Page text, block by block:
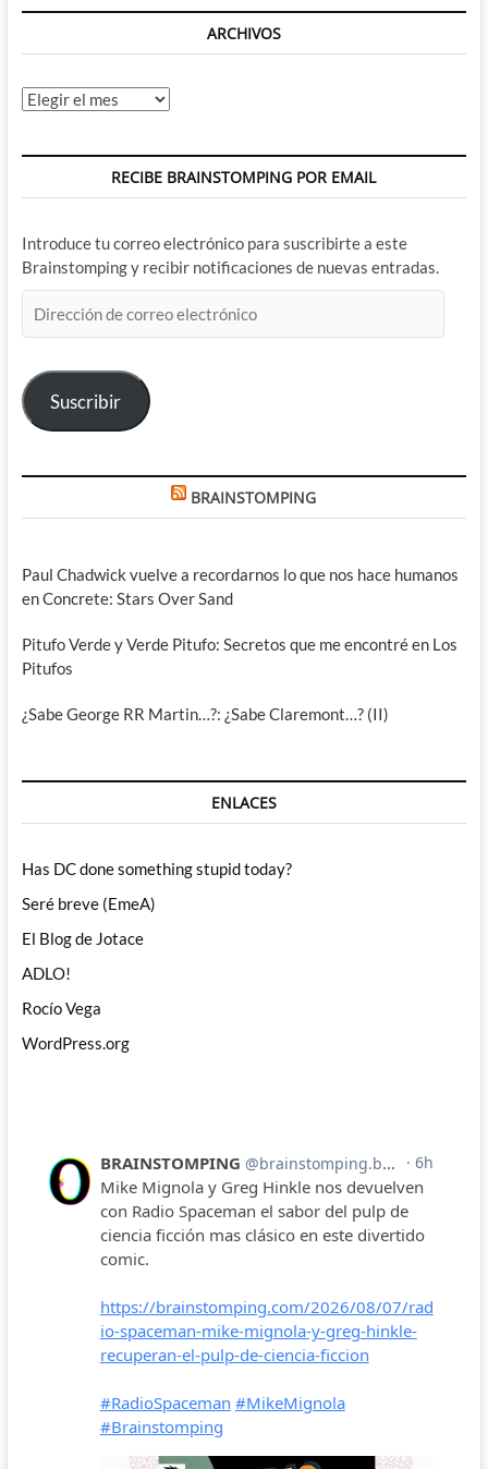
ARCHIVOS
Archivos
RECIBE BRAINSTOMPING POR EMAIL
Introduce tu correo electrónico para suscribirte a este
Brainstomping y recibir notificaciones de nuevas entradas.
de
electrónico
Suscribir
BRAINSTOMPING
Paul Chadwick vuelve a recordarnos lo que nos hace humanos
en Concrete: Stars Over Sand
Pitufo Verde y Verde Pitufo: Secretos que me encontré en Los
Pitufos
¿Sabe George RR Martin…?: ¿Sabe Claremont…? (II)
ENLACES
Has DC done something stupid today?
Seré breve (EmeA)
El Blog de Jotace
ADLO!
Rocío Vega
WordPress.org